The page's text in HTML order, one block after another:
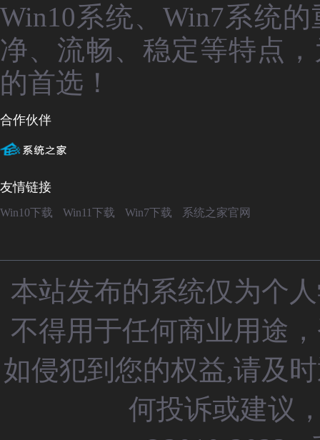
Win10系统、Win7系统
净、流畅、稳定等特点
的首选！
合作伙伴
友情链接
Win10下载 Win11下载 Win7下载 系统之家官网
本站发布的系统仅为个
不得用于任何商业用途
如侵犯到您的权益,请及
何投诉或建议